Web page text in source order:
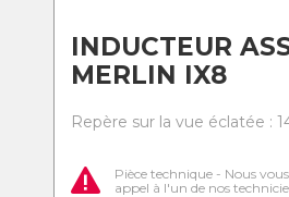
INDUCTEUR
MERLIN IX8
Repère sur la vue éclatée :
Pièce technique - Nous
appel à l'un de nos